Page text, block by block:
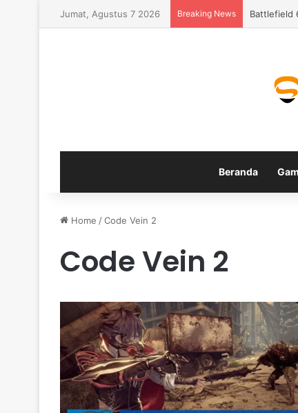
Jumat, Agustus 7 2026 Breaking News Battlefield
Beranda
Home /Code Vein 2
Code Vein 2